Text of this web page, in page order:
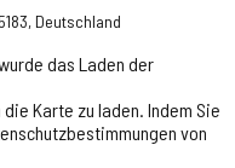
Deutschland
das Laden der
die Karte zu laden. Indem Sie
von